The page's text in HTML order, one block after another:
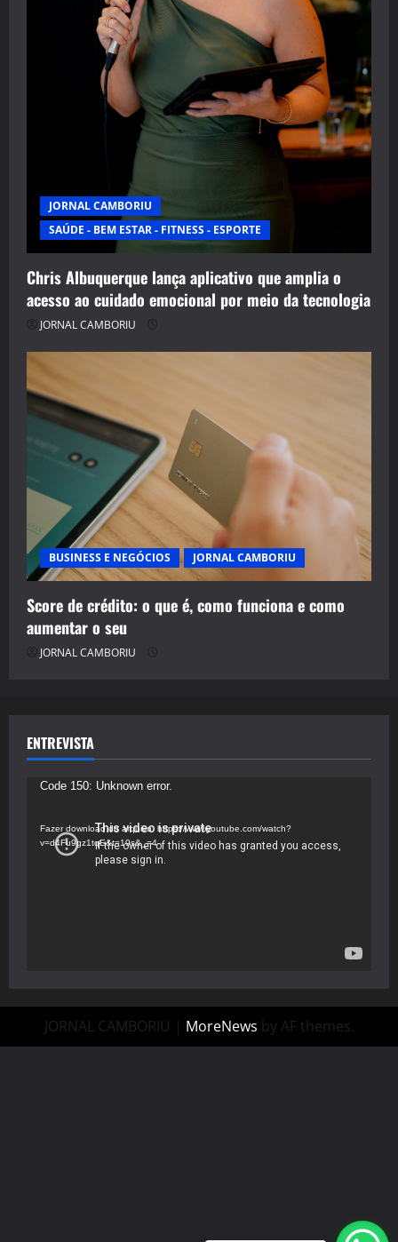
JORNAL CAMBORIU
SAÚDE - BEM ESTAR - FITNESS - ESPORTE
Chris Albuquerque lança aplicativo que amplia o
acesso ao cuidado emocional por meio da tecnologia
JORNAL CAMBORIU
BUSINESS E NEGÓCIOS JORNAL CAMBORIU
Score de crédito: o que é, como funciona e como
aumentar o seu
JORNAL CAMBORIU
ENTREVISTA
Tocador
vídeo
Code 150: Unknown error.
Fazer download do arquivo: https://www.youtube.com/watch?
v=d4Fu9gz1tqE&t=19s&_=4
JORNAL CAMBORIU | MoreNews by AF themes.